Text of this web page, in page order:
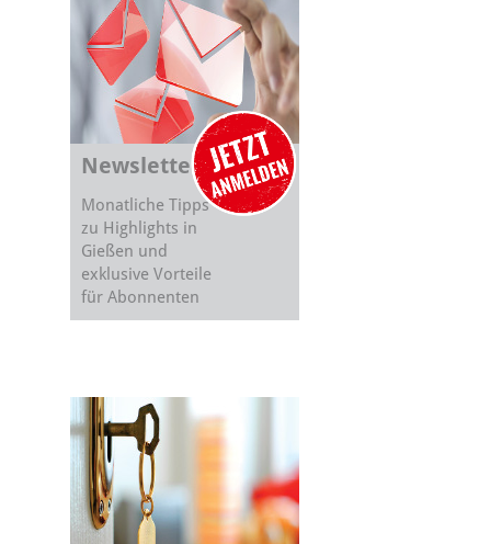
Newsletter
Monatliche Tipps
zu Highlights in
Gießen und
exklusive Vorteile
für Abonnenten